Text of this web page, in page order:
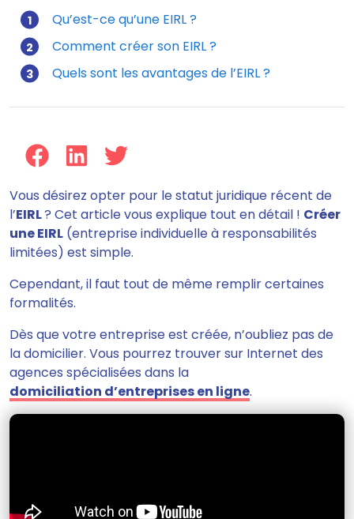
Mis à jour le 29/12/2025
Qu’est-ce qu’une EIRL ?
Comment créer son EIRL ?
Quels sont les avantages de l’EIRL ?
Vous désirez opter pour le statut juridique récent de
l’EIRL? Cet article vous explique tout en détail ! Créer
une EIRL (entreprise individuelle à responsabilités
limitées) est simple.
Cependant, il faut tout de même remplir certaines
formalités.
Dès que votre entreprise est créée, n’oubliez pas de
la domicilier. Vous pourrez trouver sur Internet des
agences spécialisées dans la
domiciliation d’entreprises en ligne.